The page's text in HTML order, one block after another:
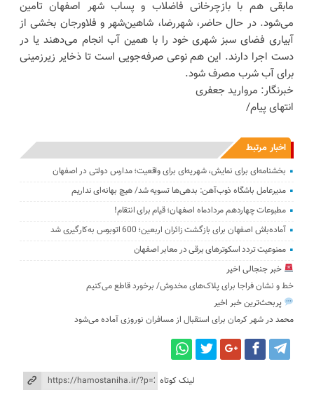
مابقی هم با بازچرخانی فاضلاب و پساب شهر اصفهان تامین
می‌شود. در حال حاضر، شهررضا، شاهین‌شهر و فلاورجان بخشی از
آبیاری فضای سبز شهری خود را با همین آب انجام می‌دهند یا در
دست اجرا دارند. این هم نوعی صرفه‌جویی است تا ذخایر زیرزمینی
برای آب شرب مصرف شود.
خبرنگار: مروارید جعفری
انتهای پیام/
اخبار مرتبط
بخشنامه‌ای برای نمایش، شهریه‌ای برای واقعیت؛ مدارس دولتی در اصفهان
مدیرعامل باشگاه ذوب‌آهن: ‌بدهی‌ها ‌تسویه شد/ هیچ بهانه‌ای نداریم
مطبوعات چهاردهم مردادماه اصفهان؛ قیام برای انتقام!
آماده‌باش اصفهان برای بازگشت زائران اربعین؛ 600 اتوبوس به‌کارگیری شد
ممنوعیت تردد اسکوترهای برقی در معابر اصفهان
خبر جنجالی اخیر
خط و نشان فراجا برای پلاک‌های مخدوش/ برخورد قاطع می‌کنیم
پربحث‌ترین خبر اخیر
محمد درشهر کرمان برای استقبال از مسافران نوروزی آماده می‌شود
لینک کوتاه